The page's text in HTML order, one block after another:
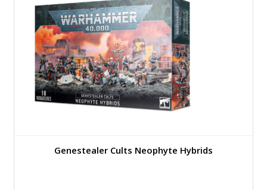
Genestealer Cults Neophyte Hybrids